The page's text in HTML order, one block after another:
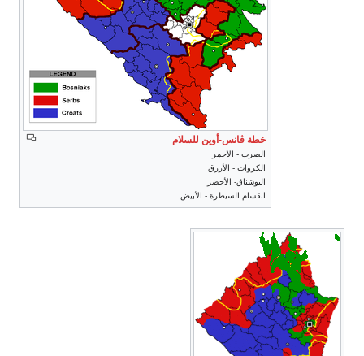
خطة ڤانس-أوين للسلام
الصرب - الأحمر
الكروات - الأزرق
البوشناق- الأخضر
انقسام السيطرة - الأبيض